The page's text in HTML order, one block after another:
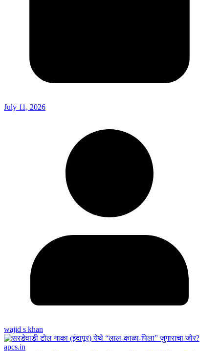
July 11, 2026
wajid s khan